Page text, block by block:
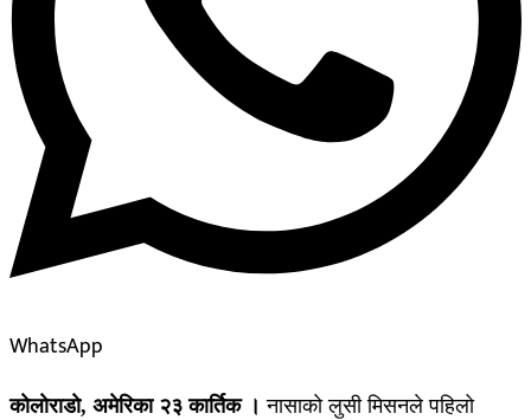
WhatsApp
काेलाेराडाे, अमेरिका २३ कार्तिक ।नासाको लुसी मिसनले पहिलो